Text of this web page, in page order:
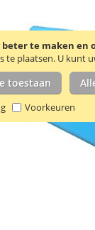
te maken
te plaatsen. U kunt
toestaan
Voorkeuren